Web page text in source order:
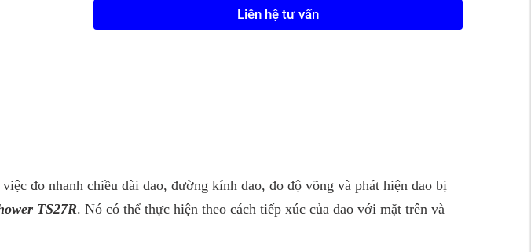
Liên hệ tư vấn
đo nhanh chiều dài dao, đường kính dao, đo độ võng và phát hiện dao bị
TS27R. Nó có thể thực hiện theo cách tiếp xúc của dao với mặt trên và